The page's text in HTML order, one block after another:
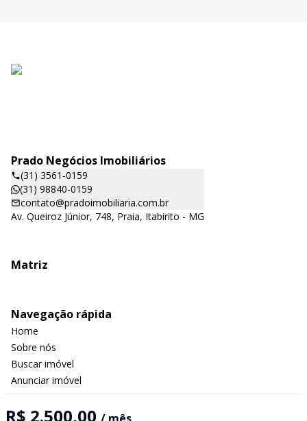
R$ 2.500,00
Prado Negócios Imobiliários
(31) 3561-0159
(31) 98840-0159
contato@pradoimobiliaria.com.br
Av. Queiroz Júnior, 748, Praia, Itabirito - MG
Matriz
Navegação rápida
Home
Sobre nós
Buscar imóvel
Anunciar imóvel
Contato